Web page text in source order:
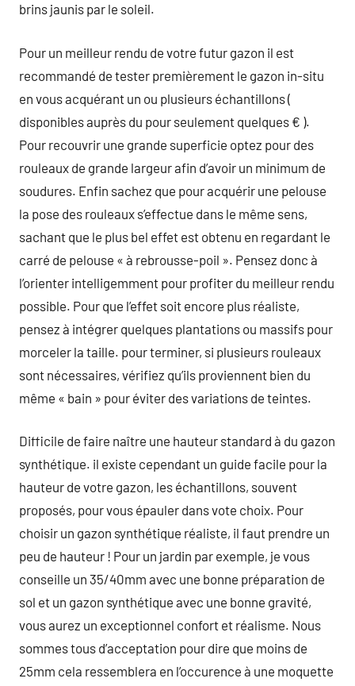
brins jaunis par le soleil.
Pour un meilleur rendu de votre futur gazon il est
recommandé de tester premièrement le gazon in-situ
en vous acquérant un ou plusieurs échantillons (
disponibles auprès du pour seulement quelques € ).
Pour recouvrir une grande superficie optez pour des
rouleaux de grande largeur afin d’avoir un minimum de
soudures. Enfin sachez que pour acquérir une pelouse
la pose des rouleaux s’effectue dans le même sens,
sachant que le plus bel effet est obtenu en regardant le
carré de pelouse « à rebrousse-poil ». Pensez donc à
l’orienter intelligemment pour profiter du meilleur rendu
possible. Pour que l’effet soit encore plus réaliste,
pensez à intégrer quelques plantations ou massifs pour
morceler la taille. pour terminer, si plusieurs rouleaux
sont nécessaires, vérifiez qu’ils proviennent bien du
même « bain » pour éviter des variations de teintes.
Difficile de faire naître une hauteur standard à du gazon
synthétique. il existe cependant un guide facile pour la
hauteur de votre gazon, les échantillons, souvent
proposés, pour vous épauler dans vote choix. Pour
choisir un gazon synthétique réaliste, il faut prendre un
peu de hauteur ! Pour un jardin par exemple, je vous
conseille un 35/40mm avec une bonne préparation de
sol et un gazon synthétique avec une bonne gravité,
vous aurez un exceptionnel confort et réalisme. Nous
sommes tous d’acceptation pour dire que moins de
25mm cela ressemblera en l’occurence à une moquette